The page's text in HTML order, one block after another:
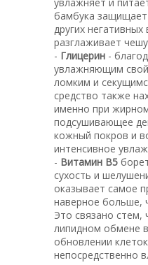
бамбука
других
разглаживает
- Глицерин -
увлажняющим
ломким и
средство также
именно при
подсушивающее
кожный покров и
интенсивное
- Витамин В5
сухость и
оказывает самое
наверное больше,
Это связано стем,
липидном обмене
обновлении
непосредственно